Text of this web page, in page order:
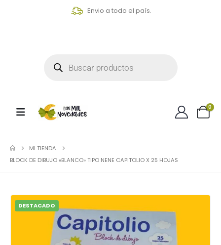
Envio a todo el país.
0
MI TIENDA
BLOCK DE DIBUJO «BLANCO» TIPO NENE CAPITOLIO X 25 HOJAS
DESTACADO